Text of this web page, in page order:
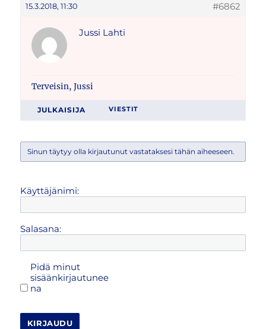
15.3.2018, 11:30 #6862
Jussi Lahti
Terveisin, Jussi
JULKAISIJA VIESTIT
Sinun täytyy olla kirjautunut vastataksesi tähän aiheeseen.
Käyttäjänimi:
Salasana:
Pidä minut
sisäänkirjautunee
na
KIRJAUDU